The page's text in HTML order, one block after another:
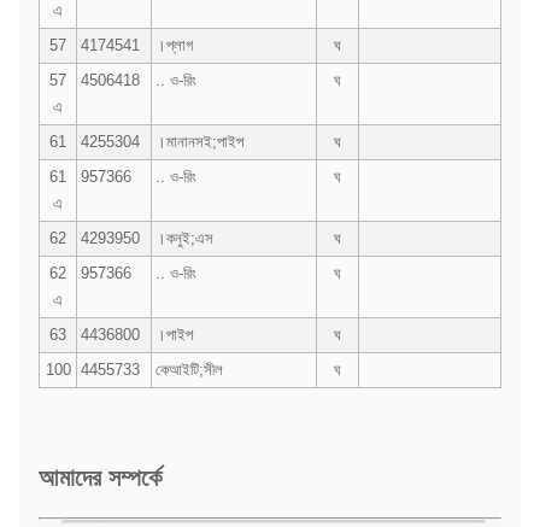
এ
57
4174541 ।প্লাগ
ঘ
57
এ
4506418 .. ও-রিং ঘ
61 4255304 ।মানানসই;পাইপ
ঘ
61
এ
957366 .. ও-রিং ঘ
62 4293950 ।কনুই;এস
ঘ
62
এ
957366 .. ও-রিং ঘ
63 4436800 ।পাইপ
ঘ
100 4455733 কেআইটি;সীল ঘ
আমাদের সম্পর্কে